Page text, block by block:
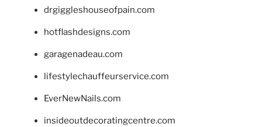
drgiggleshouseofpain.com
hotflashdesigns.com
garagenadeau.com
lifestylechauffeurservice.com
EverNewNails.com
insideoutdecoratingcentre.com